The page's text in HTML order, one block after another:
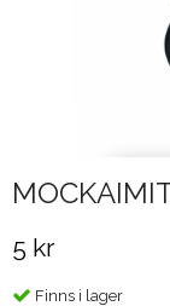
5 kr
Finns i lager